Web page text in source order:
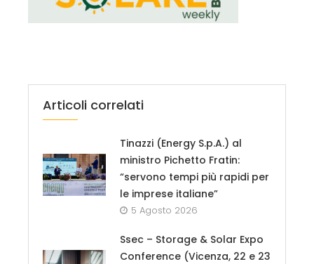
Articoli correlati
Tinazzi (Energy S.p.A.) al
ministro Pichetto Fratin:
“servono tempi più rapidi per
le imprese italiane”
5 Agosto 2026
Ssec – Storage & Solar Expo
Conference (Vicenza, 22 e 23